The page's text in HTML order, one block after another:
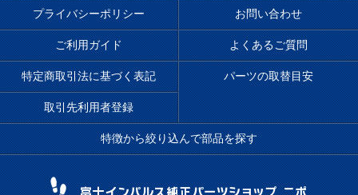
プライバシーポリシー お問い合わせ
ご利用ガイド よくあるご質問
特定商取引法に基づく表記 パーツの取替目安
取引先利用者登録
特徴から絞り込んで部品を探す